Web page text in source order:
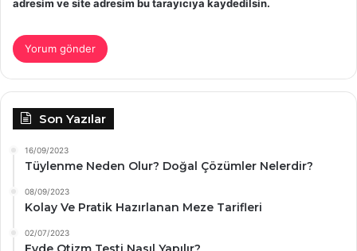
adresim ve site adresim bu tarayıcıya kaydedilsin.
Son Yazılar
16/09/2023
Tüylenme Neden Olur? Doğal Çözümler Nelerdir?
08/09/2023
Kolay Ve Pratik Hazırlanan Meze Tarifleri
02/07/2023